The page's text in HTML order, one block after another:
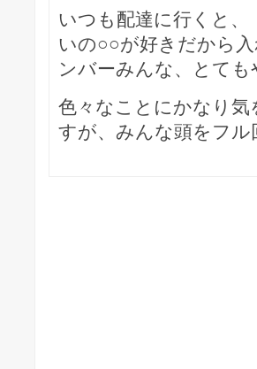
いつも配達に行くと、
いの○○が好きだから
ンバーみんな、とて
色々なことにかなり
すが、みんな頭をフ